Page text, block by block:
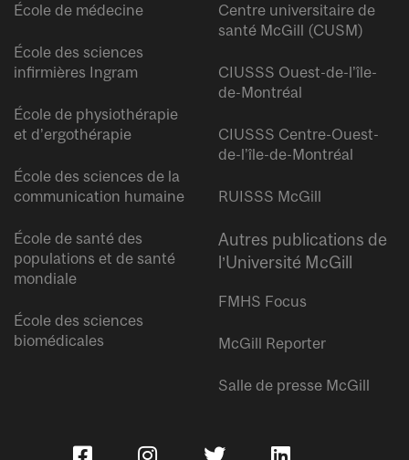
École de médecine
École des sciences
infirmières Ingram
École de physiothérapie
et d’ergothérapie
École des sciences de la
communication humaine
École de santé des
populations et de santé
mondiale
École des sciences
biomédicales
Centre universitaire de
santé McGill (CUSM)
CIUSSS Ouest-de-l’île-
de-Montréal
CIUSSS Centre-Ouest-
de-l’île-de-Montréal
RUISSS McGill
Autres publications de
l’Université McGill
FMHS Focus
McGill Reporter
Salle de presse McGill